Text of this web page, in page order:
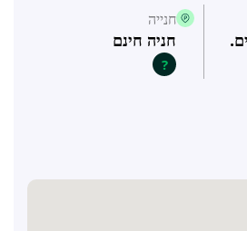
חנייה
חניה חינם
?